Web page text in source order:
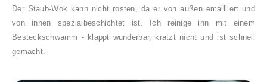
Der Staub-Wok kann nicht rosten, da er von außen emailliert und
von innen spezialbeschichtet ist. Ich reinige ihn mit einem
Besteckschwamm - klappt wunderbar, kratzt nicht und ist schnell
gemacht.